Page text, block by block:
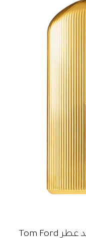
أوركيد أسود: تكسب زهرة الأوركيد عطر Tom Ford